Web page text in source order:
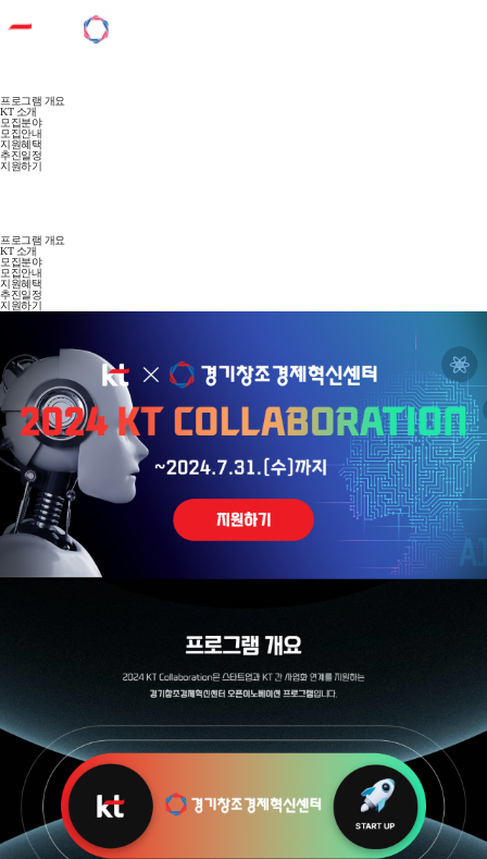
프로그램 개요
KT 소개
모집분야
모집안내
지원혜택
추진일정
지원하기
프로그램 개요
KT 소개
모집분야
모집안내
지원혜택
추진일정
지원하기